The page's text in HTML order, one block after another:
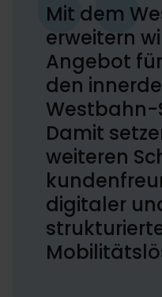
Mit dem
erweitern
Angebot
den
Westbahn-
Damit
weiteren
digitaler